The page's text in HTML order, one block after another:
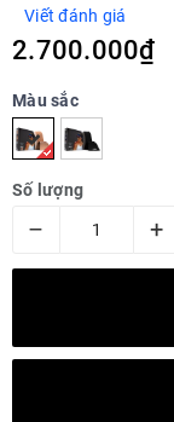
Viết đánh giá
2.700.000₫
Màu sắc
Số lượng
– +